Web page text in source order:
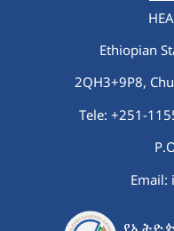
Ethiopian
2QH3+9P8,
Tele: +251-
Email: